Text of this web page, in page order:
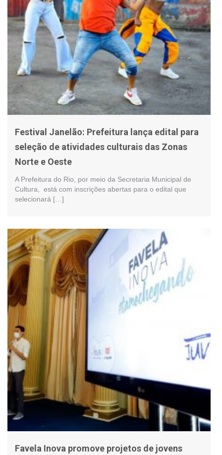
Festival Janelão: Prefeitura lança edital para
seleção de atividades culturais das Zonas
Norte e Oeste
A Prefeitura do Rio, por meio da Secretaria Municipal de
Cultura, está com inscrições abertas para o edital que
selecionará […]
Favela Inova promove projetos de jovens